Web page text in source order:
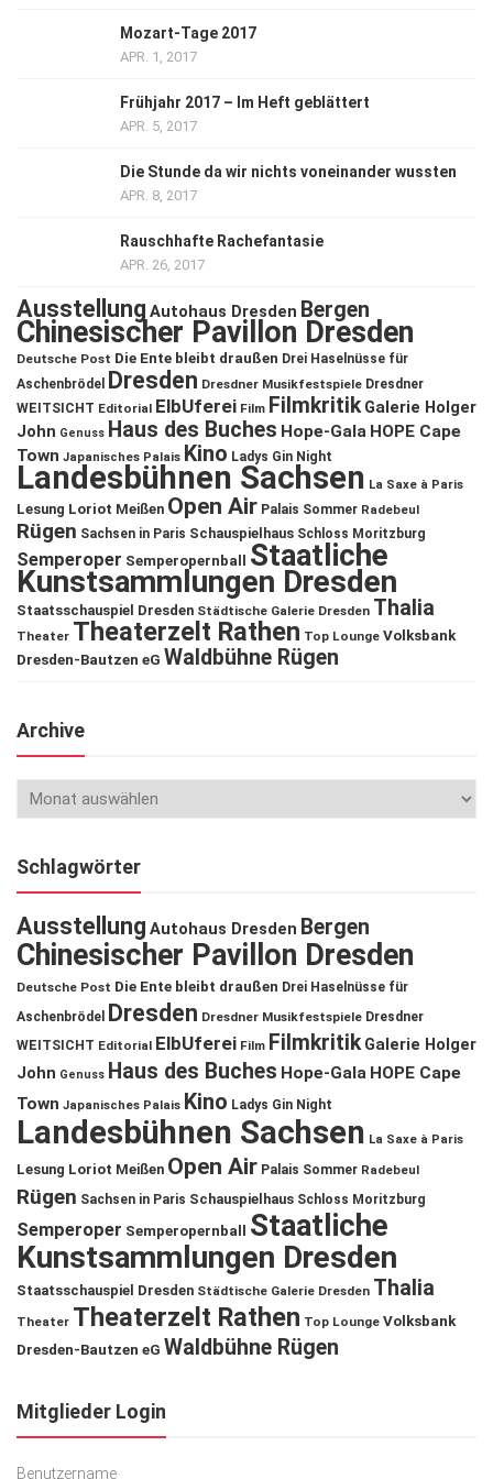
Mozart-Tage 2017
APR. 1, 2017
Frühjahr 2017 – Im Heft geblättert
APR. 5, 2017
Die Stunde da wir nichts voneinander wussten
APR. 8, 2017
Rauschhafte Rachefantasie
APR. 26, 2017
Ausstellung Autohaus Dresden Bergen
Chinesischer Pavillon Dresden
Deutsche Post Die Ente bleibt draußen Drei Haselnüsse für
Aschenbrödel
Dresden Dresdner Musikfestspiele Dresdner
WEITSICHT Editorial ElbUferei Film Filmkritik Galerie Holger
John Genuss Haus des Buches Hope-Gala HOPE Cape
Town Japanisches Palais Kino Ladys Gin Night
Landesbühnen Sachsen La Saxe à Paris
Lesung Loriot Meißen Open Air Palais Sommer Radebeul
Rügen Sachsen in Paris Schauspielhaus Schloss Moritzburg
Semperoper Semperopernball Staatliche
Kunstsammlungen Dresden
Staatsschauspiel Dresden Städtische Galerie Dresden Thalia
Theater Theaterzelt Rathen Top Lounge Volksbank
Dresden-Bautzen eG Waldbühne Rügen
Archive
Schlagwörter
Ausstellung Autohaus Dresden Bergen
Chinesischer Pavillon Dresden
Deutsche Post Die Ente bleibt draußen Drei Haselnüsse für
Aschenbrödel
Dresden Dresdner Musikfestspiele Dresdner
WEITSICHT Editorial ElbUferei Film Filmkritik Galerie Holger
John Genuss Haus des Buches Hope-Gala HOPE Cape
Town Japanisches Palais Kino Ladys Gin Night
Landesbühnen Sachsen La Saxe à Paris
Lesung Loriot Meißen Open Air Palais Sommer Radebeul
Rügen Sachsen in Paris Schauspielhaus Schloss Moritzburg
Semperoper Semperopernball
Staatliche
Kunstsammlungen Dresden
Staatsschauspiel Dresden Städtische Galerie Dresden Thalia
Theater Theaterzelt Rathen Top Lounge Volksbank
Dresden-Bautzen eG Waldbühne Rügen
Mitglieder Login
Benutzername